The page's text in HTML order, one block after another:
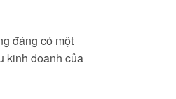
đáng có một
kinh doanh của